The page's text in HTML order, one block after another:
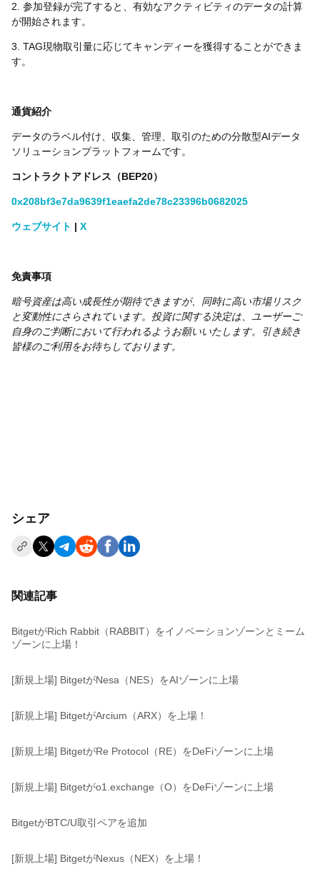
2. 参加登録が完了すると、有効なアクティビティのデータの計算
が開始されます。
3. TAG現物取引量に応じてキャンディーを獲得することができま
す。
通貨紹介
データのラベル付け、収集、管理、取引のための分散型AIデータ
ソリューションプラットフォームです。
コントラクトアドレス（BEP20）
0x208bf3e7da9639f1eaefa2de78c23396b0682025
ウェブサイト | X
免責事項
暗号資産は高い成長性が期待できますが、同時に高い市場リスク
と変動性にさらされています。投資に関する決定は、ユーザーご
自身のご判断において行われるようお願いいたします。引き続き
皆様のご利用をお待ちしております。
シェア
関連記事
BitgetがRich Rabbit（RABBIT）をイノベーションゾーンとミーム
ゾーンに上場！
[新規上場] BitgetがNesa（NES）をAIゾーンに上場
[新規上場] BitgetがArcium（ARX）を上場！
[新規上場] BitgetがRe Protocol（RE）をDeFiゾーンに上場
[新規上場] Bitgetがo1.exchange（O）をDeFiゾーンに上場
BitgetがBTC/U取引ペアを追加
[新規上場] BitgetがNexus（NEX）を上場！